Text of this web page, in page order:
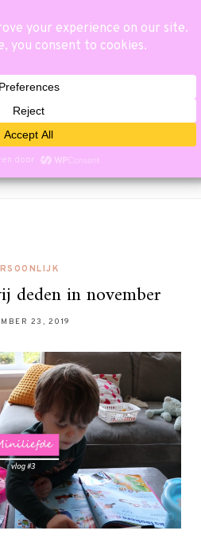
deden in november
23, 2019